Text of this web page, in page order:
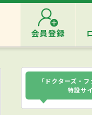
会員登録
「ドクターズ・
特設サ